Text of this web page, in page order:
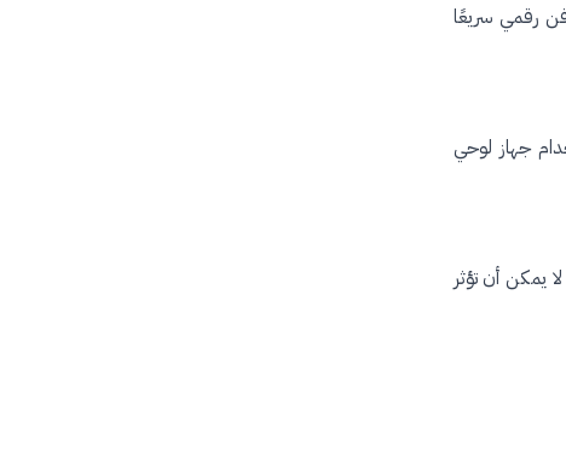
فن رقمي سريعًا
جهاز لوحي
يمكن أن تؤثر